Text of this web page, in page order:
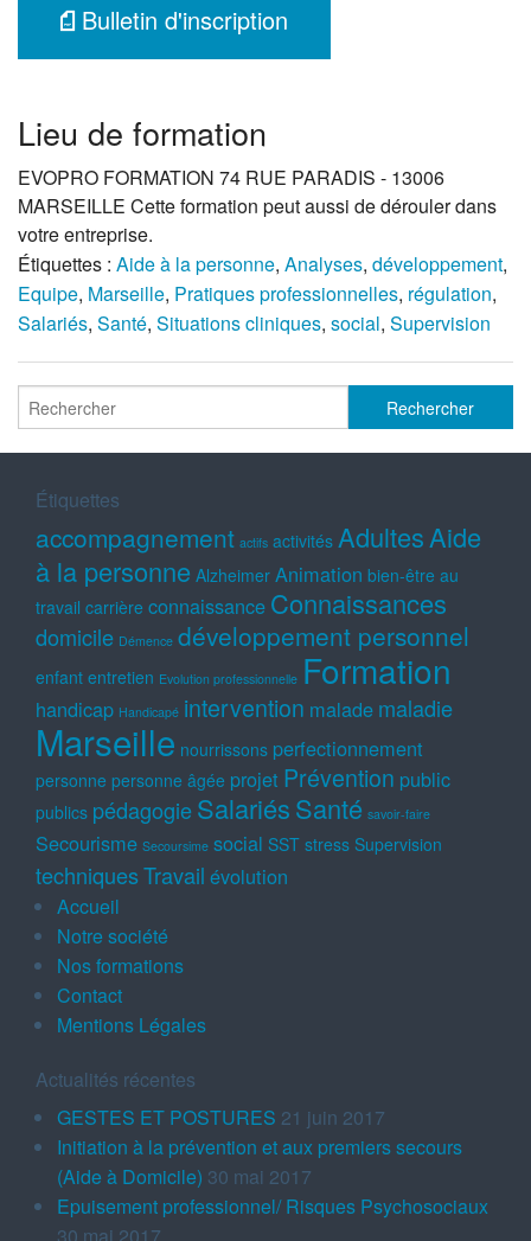
Bulletin d'inscription
Lieu de formation
EVOPRO FORMATION 74 RUE PARADIS - 13006
MARSEILLE Cette formation peut aussi de dérouler dans
votre entreprise.
Étiquettes : Aide à la personne, Analyses, développement,
Equipe, Marseille, Pratiques professionnelles, régulation,
Salariés, Santé, Situations cliniques, social, Supervision
Étiquettes
accompagnement actifs activités AdultesAide
à la personne Alzheimer Animation bien-être au
travail carrière connaissance Connaissances
domicile Démence développement personnel
enfant entretien Evolution professionnelle Formation
handicap Handicapé intervention malade maladie
Marseille nourrissons perfectionnement
personne personne âgée projet Prévention public
publics pédagogieSalariésSanté savoir-faire
Secourisme Secoursime social SST stress Supervision
techniquesTravail évolution
Accueil
Notre société
Nos formations
Contact
Mentions Légales
Actualités récentes
GESTES ET POSTURES 21 juin 2017
Initiation à la prévention et aux premiers secours
(Aide à Domicile) 30 mai 2017
Epuisement professionnel/ Risques Psychosociaux